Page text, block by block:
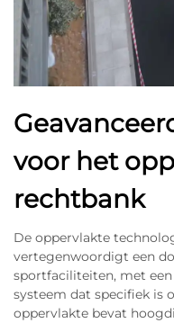
voor het
rechtbank
De oppervlakte
vertegenwoordigt een
sportfaciliteiten, met
systeem dat specifiek is
oppervlakte bevat